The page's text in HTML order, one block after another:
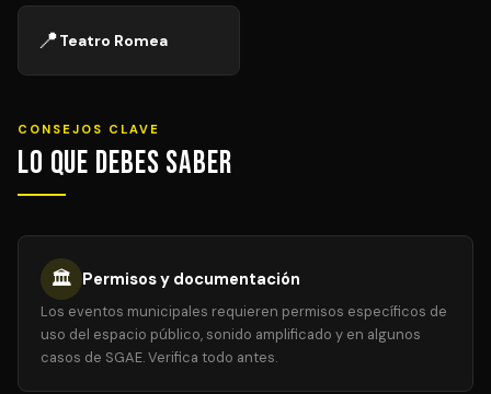
📍Teatro Romea
CONSEJOS CLAVE
Lo que debes saber
🏛️ Permisos y documentación
Los eventos municipales requieren permisos específicos de
uso del espacio público, sonido amplificado y en algunos
casos de SGAE. Verifica todo antes.